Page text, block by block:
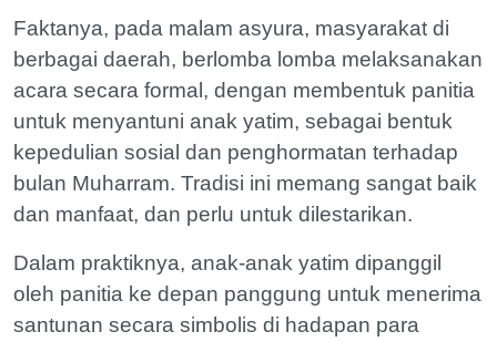
Faktanya, pada malam asyura, masyarakat di
berbagai daerah, berlomba lomba melaksanakan
acara secara formal, dengan membentuk panitia
untuk menyantuni anak yatim, sebagai bentuk
kepedulian sosial dan penghormatan terhadap
bulan Muharram. Tradisi ini memang sangat baik
dan manfaat, dan perlu untuk dilestarikan.
Dalam praktiknya, anak-anak yatim dipanggil
oleh panitia ke depan panggung untuk menerima
santunan secara simbolis di hadapan para